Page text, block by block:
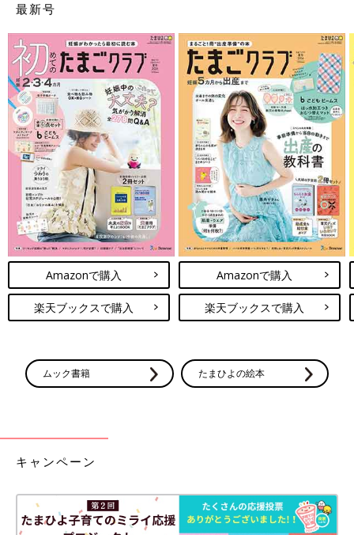
最新号
Amazonで購入
楽天ブックスで購入
Amazonで購入
楽天ブックスで購入
ムック書籍 たまひよの絵本
キャンペーン